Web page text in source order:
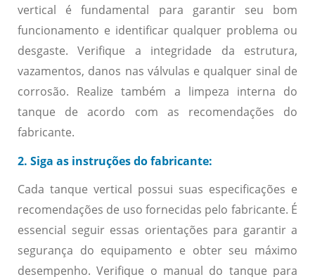
vertical é fundamental para garantir seu bom
funcionamento e identificar qualquer problema ou
desgaste. Verifique a integridade da estrutura,
vazamentos, danos nas válvulas e qualquer sinal de
corrosão. Realize também a limpeza interna do
tanque de acordo com as recomendações do
fabricante.
2. Siga as instruções do fabricante:
Cada tanque vertical possui suas especificações e
recomendações de uso fornecidas pelo fabricante. É
essencial seguir essas orientações para garantir a
segurança do equipamento e obter seu máximo
desempenho. Verifique o manual do tanque para